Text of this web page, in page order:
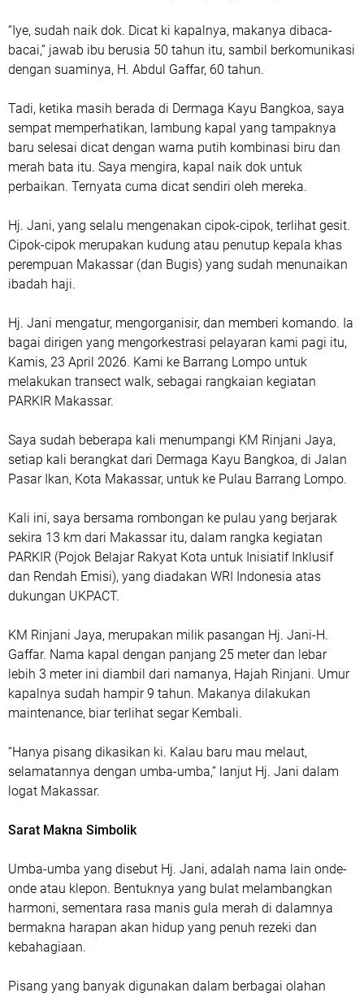
“Iye, sudah naik dok. Dicat ki kapalnya, makanya dibaca-
bacai,” jawab ibu berusia 50 tahun itu, sambil berkomunikasi
dengan suaminya, H. Abdul Gaffar, 60 tahun.
Tadi, ketika masih berada di Dermaga Kayu Bangkoa, saya
sempat memperhatikan, lambung kapal yang tampaknya
baru selesai dicat dengan warna putih kombinasi biru dan
merah bata itu. Saya mengira, kapal naik dok untuk
perbaikan. Ternyata cuma dicat sendiri oleh mereka.
Hj. Jani, yang selalu mengenakan cipok-cipok, terlihat gesit.
Cipok-cipok merupakan kudung atau penutup kepala khas
perempuan Makassar (dan Bugis) yang sudah menunaikan
ibadah haji.
Hj. Jani mengatur, mengorganisir, dan memberi komando. Ia
bagai dirigen yang mengorkestrasi pelayaran kami pagi itu,
Kamis, 23 April 2026. Kami ke Barrang Lompo untuk
melakukan transect walk, sebagai rangkaian kegiatan
PARKIR Makassar.
Saya sudah beberapa kali menumpangi KM Rinjani Jaya,
setiap kali berangkat dari Dermaga Kayu Bangkoa, di Jalan
Pasar Ikan, Kota Makassar, untuk ke Pulau Barrang Lompo.
Kali ini, saya bersama rombongan ke pulau yang berjarak
sekira 13 km dari Makassar itu, dalam rangka kegiatan
PARKIR (Pojok Belajar Rakyat Kota untuk Inisiatif Inklusif
dan Rendah Emisi), yang diadakan WRI Indonesia atas
dukungan UKPACT.
KM Rinjani Jaya, merupakan milik pasangan Hj. Jani-H.
Gaffar. Nama kapal dengan panjang 25 meter dan lebar
lebih 3 meter ini diambil dari namanya, Hajah Rinjani. Umur
kapalnya sudah hampir 9 tahun. Makanya dilakukan
maintenance, biar terlihat segar Kembali.
“Hanya pisang dikasikan ki. Kalau baru mau melaut,
selamatannya dengan umba-umba,” lanjut Hj. Jani dalam
logat Makassar.
Sarat Makna Simbolik
Umba-umba yang disebut Hj. Jani, adalah nama lain onde-
onde atau klepon. Bentuknya yang bulat melambangkan
harmoni, sementara rasa manis gula merah di dalamnya
bermakna harapan akan hidup yang penuh rezeki dan
kebahagiaan.
Pisang yang banyak digunakan dalam berbagai olahan